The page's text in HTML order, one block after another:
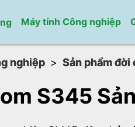
Máy tính Công nghiệp
nghiệp Sản phẩm đời
S345